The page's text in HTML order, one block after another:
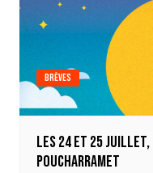
Brèves
Les 24 et 25
Poucharramet